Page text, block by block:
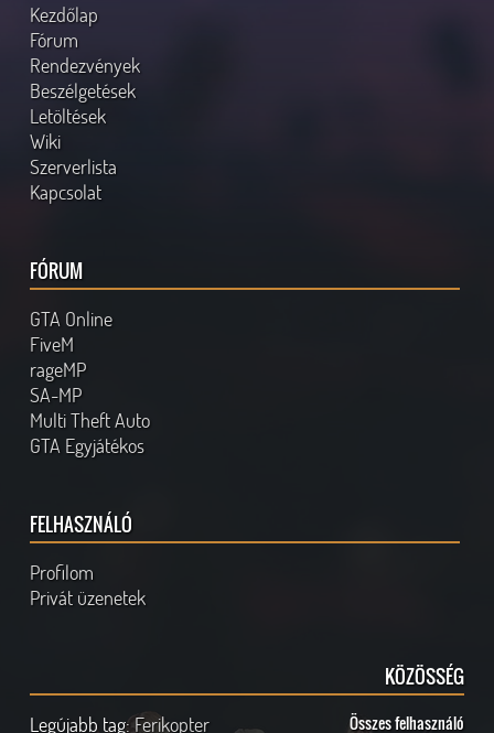
Kezdőlap
Fórum
Rendezvények
Beszélgetések
Letöltések
Wiki
Szerverlista
Kapcsolat
FÓRUM
GTA Online
FiveM
rageMP
SA-MP
Multi Theft Auto
GTA Egyjátékos
FELHASZNÁLÓ
Profilom
Privát üzenetek
KÖZÖSSÉG
Legújabb tag:Ferikopter Összes felhasználó